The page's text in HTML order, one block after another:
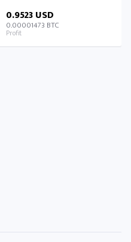
0.9523 USD
0.00001473 BTC